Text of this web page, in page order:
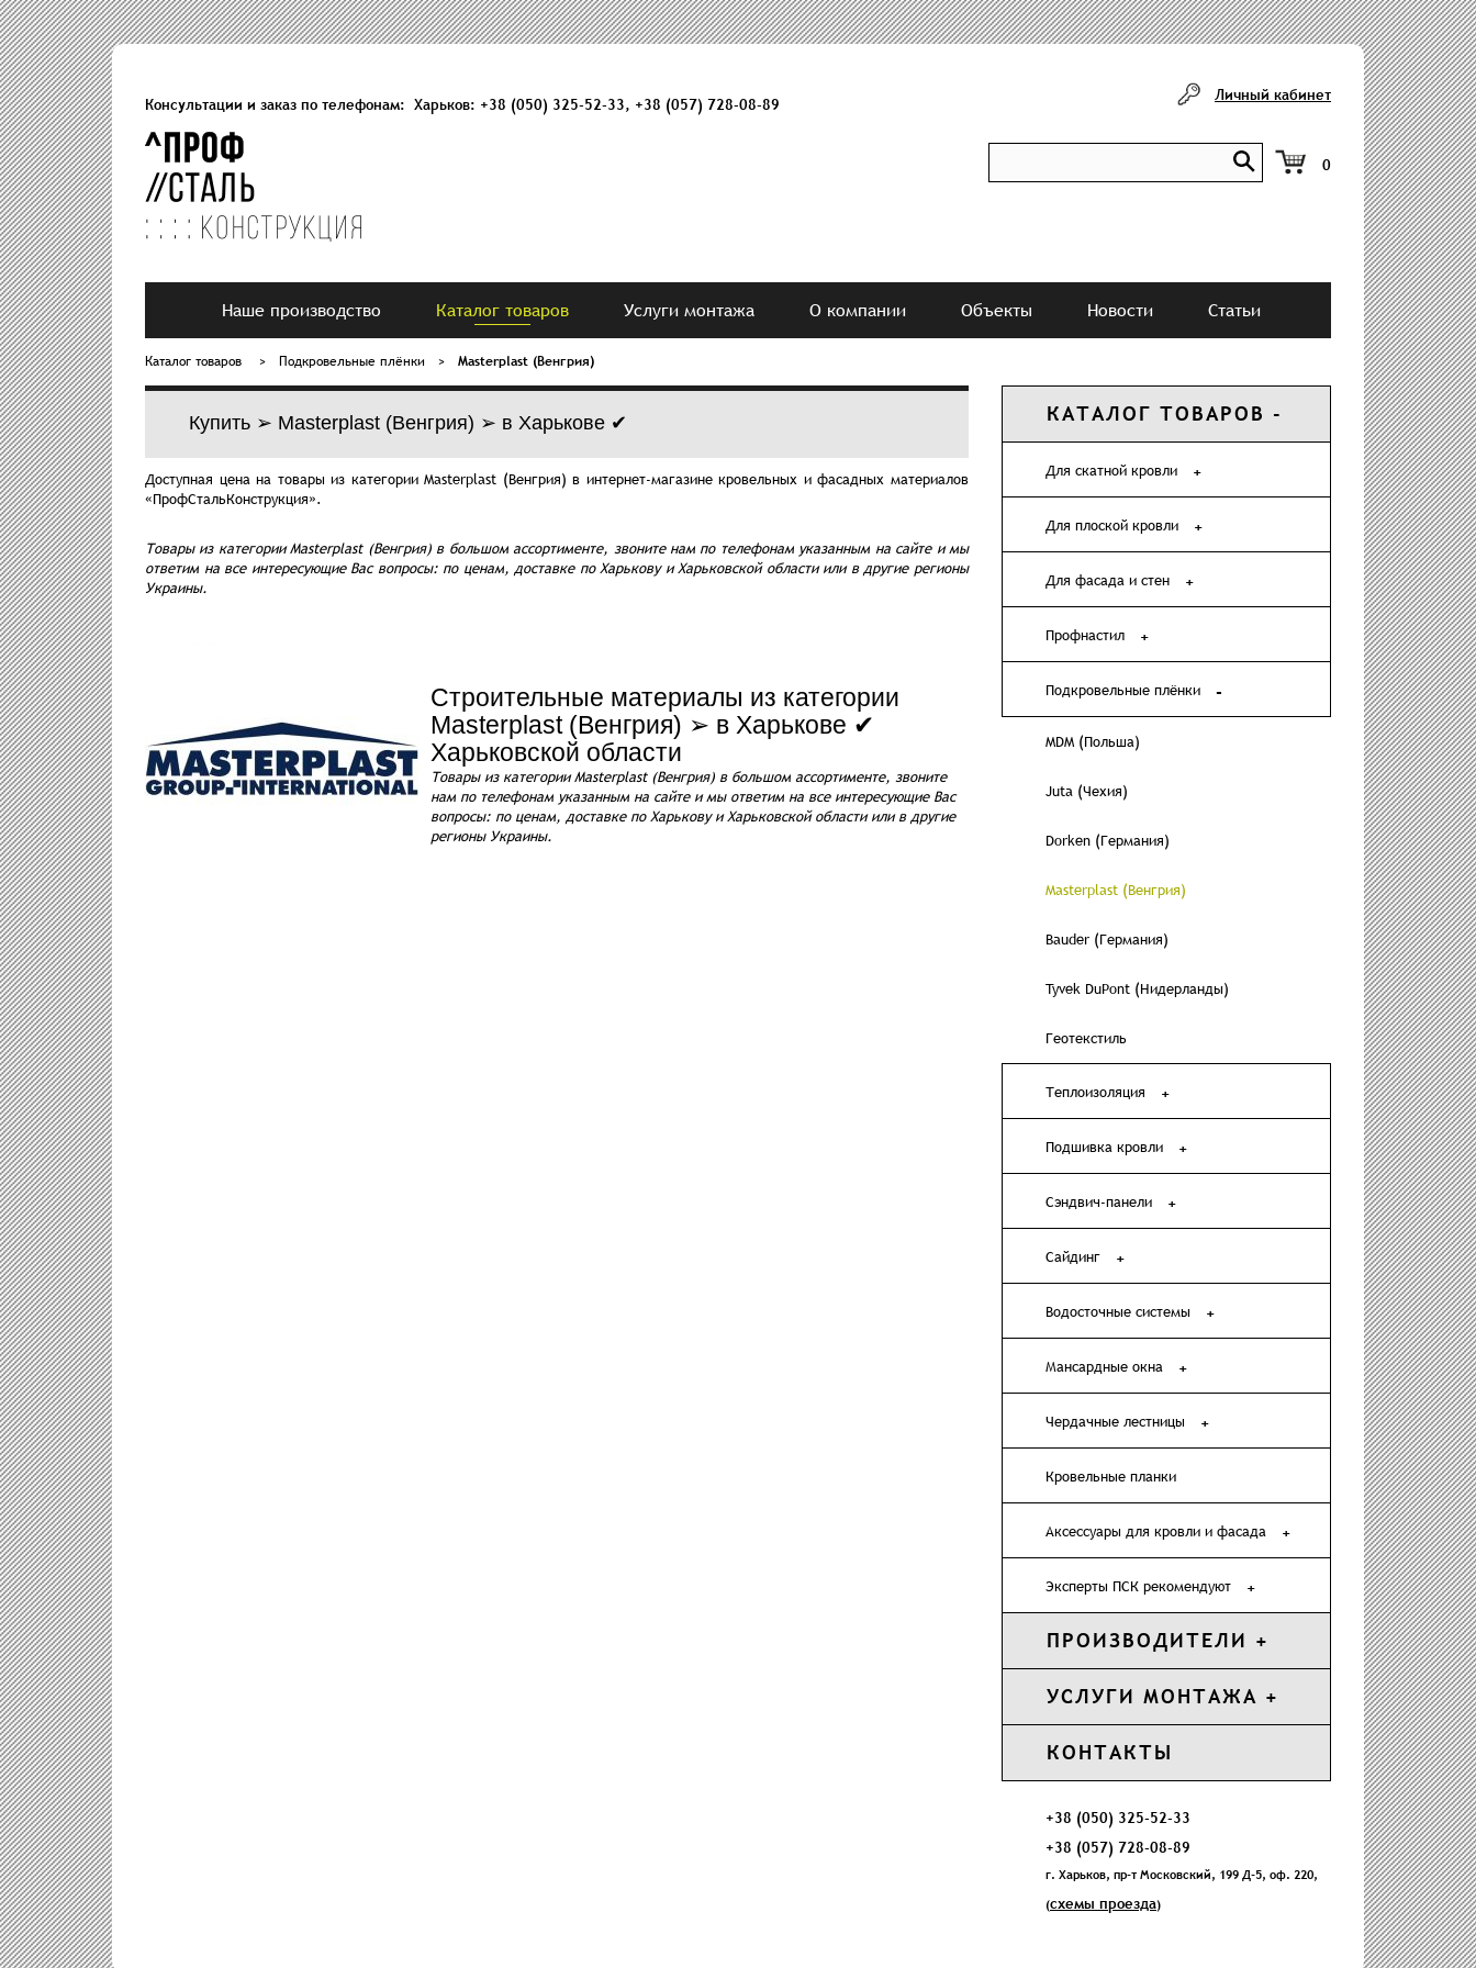
Консультации и заказ по телефонам: Харьков: +38 (050) 325-52-33, +38 (057) 728-08-89 Личный кабинет
0
Наше производство Каталог товаров Услуги монтажа О компании Объекты Новости Статьи
Каталог товаров > Подкровельные плёнки > Masterplast (Венгрия)
Купить ➢ Masterplast (Венгрия) ➢ в Харькове ✔
Доступная цена на товары из категории Masterplast (Венгрия) в интернет-магазине кровельных и фасадных материалов
«ПрофСтальКонструкция».
Товары из категории Masterplast (Венгрия) в большом ассортименте, звоните нам по телефонам указанным на сайте и мы
ответим на все интересующие Вас вопросы: по ценам, доставке по Харькову и Харьковской области или в другие регионы
Украины.
Строительные материалы из категории
Masterplast (Венгрия) ➢ в Харькове ✔
Харьковской области
Товары из категории Masterplast (Венгрия) в большом ассортименте, звоните
нам по телефонам указанным на сайте и мы ответим на все интересующие Вас
вопросы: по ценам, доставке по Харькову и Харьковской области или в другие
регионы Украины.
КАТАЛОГ ТОВАРОВ
Для скатной кровли
Для плоской кровли
Для фасада и стен
Профнастил
Подкровельные плёнки
MDM (Польша)
Juta (Чехия)
Dorken (Германия)
Masterplast (Венгрия)
Bauder (Германия)
Tyvek DuPont (Нидерланды)
Геотекстиль
Теплоизоляция
Подшивка кровли
Сэндвич-панели
Сайдинг
Водосточные системы
Мансардные окна
Чердачные лестницы
Кровельные планки
Аксессуары для кровли и фасада
Эксперты ПСК рекомендуют
ПРОИЗВОДИТЕЛИ
УСЛУГИ МОНТАЖА
КОНТАКТЫ
+38 (050) 325-52-33
+38 (057) 728-08-89
г. Харьков, пр-т Московский, 199 Д-5, оф. 220,
(схемы проезда)